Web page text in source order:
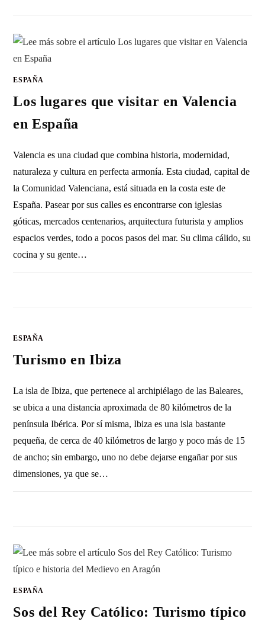
ESPAÑA
Los lugares que visitar en Valencia
en España
Valencia es una ciudad que combina historia, modernidad,
naturaleza y cultura en perfecta armonía. Esta ciudad, capital de
la Comunidad Valenciana, está situada en la costa este de
España. Pasear por sus calles es encontrarse con iglesias
góticas, mercados centenarios, arquitectura futurista y amplios
espacios verdes, todo a pocos pasos del mar. Su clima cálido, su
cocina y su gente…
ESPAÑA
Turismo en Ibiza
La isla de Ibiza, que pertenece al archipiélago de las Baleares,
se ubica a una distancia aproximada de 80 kilómetros de la
península Ibérica. Por sí misma, Ibiza es una isla bastante
pequeña, de cerca de 40 kilómetros de largo y poco más de 15
de ancho; sin embargo, uno no debe dejarse engañar por sus
dimensiones, ya que se…
ESPAÑA
Sos del Rey Católico: Turismo típico